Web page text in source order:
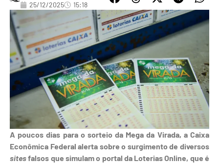
25/12/2025 15:18
A poucos dias para o sorteio da Mega da Virada, a Caixa
Econômica Federal alerta sobre o surgimento de diversos
sitesfalsos que simulam o portal da Loterias Online, que é